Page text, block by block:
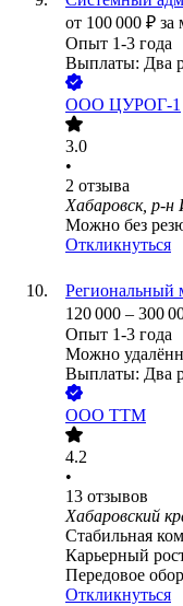
от 100 000 ₽ за
Опыт 1-3 года
Выплаты: Два
ООО ЦУРОГ-1
3.0
•
2 отзыва
Хабаровск, р-
Можно без
Откликнуться
Региональный
120 000 – 300
Опыт 1-3 года
Можно
Выплаты: Два
ООО ТТМ
4.2
•
13 отзывов
Хабаровский
Стабильная
Карьерный
Передовое
Откликнуться